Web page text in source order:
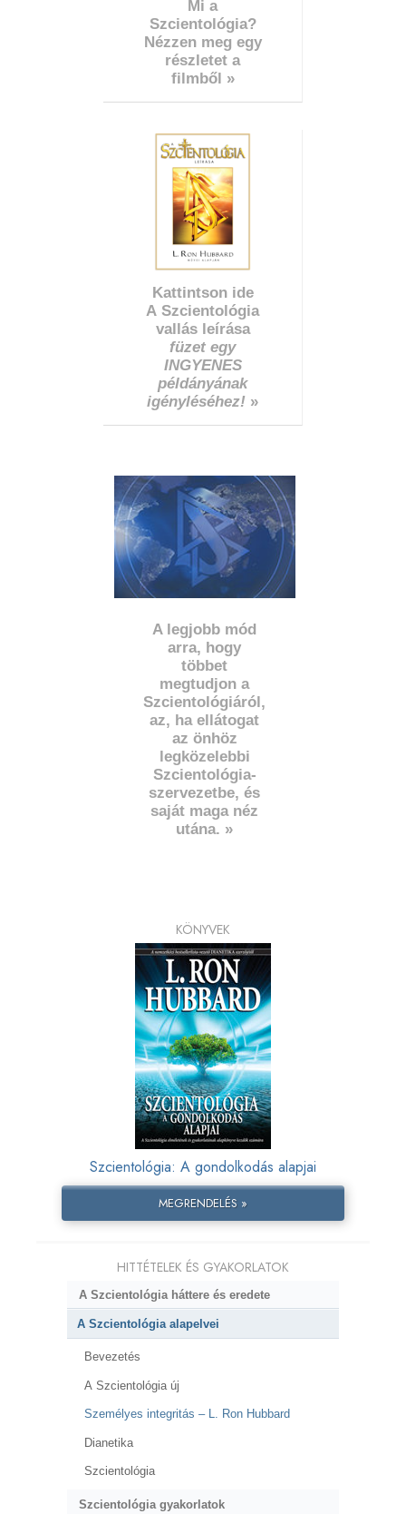
Mi a
Szcientológia?
Nézzen meg egy
részletet a
filmből »
Kattintson ide
A Szcientológia
vallás leírása
füzet egy
INGYENES
példányának
igényléséhez! »
A legjobb mód
arra, hogy
többet
megtudjon a
Szcientológiáról,
az, ha ellátogat
az önhöz
legközelebbi
Szcientológia-
szervezetbe, és
saját maga néz
utána. »
KÖNYVEK
Szcientológia: A gondolkodás alapjai
MEGRENDELÉS »
HITTÉTELEK ÉS GYAKORLATOK
A Szcientológia háttere és eredete
A Szcientológia alapelvei
Bevezetés
A Szcientológia új
Személyes integritás – L. Ron Hubbard
Dianetika
Szcientológia
Szcientológia gyakorlatok